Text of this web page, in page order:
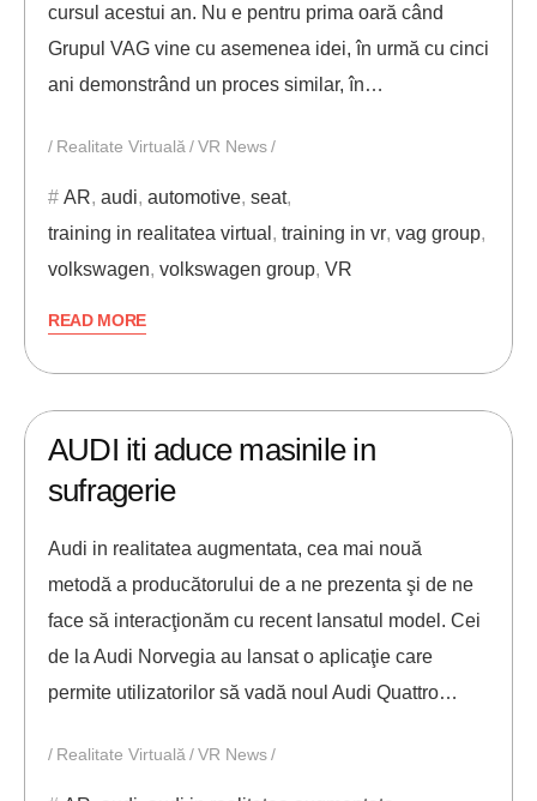
cursul acestui an. Nu e pentru prima oară când
Grupul VAG vine cu asemenea idei, în urmă cu cinci
ani demonstrând un proces similar, în…
Realitate Virtuală VR News
AR, audi, automotive, seat,
training in realitatea virtual , training in vr, vag group,
volkswagen, volkswagen group, VR
READ MORE
AUDI iti aduce masinile in
sufragerie
Audi in realitatea augmentata, cea mai nouă
metodă a producătorului de a ne prezenta şi de ne
face să interacţionăm cu recent lansatul model. Cei
de la Audi Norvegia au lansat o aplicaţie care
permite utilizatorilor să vadă noul Audi Quattro…
Realitate Virtuală VR News